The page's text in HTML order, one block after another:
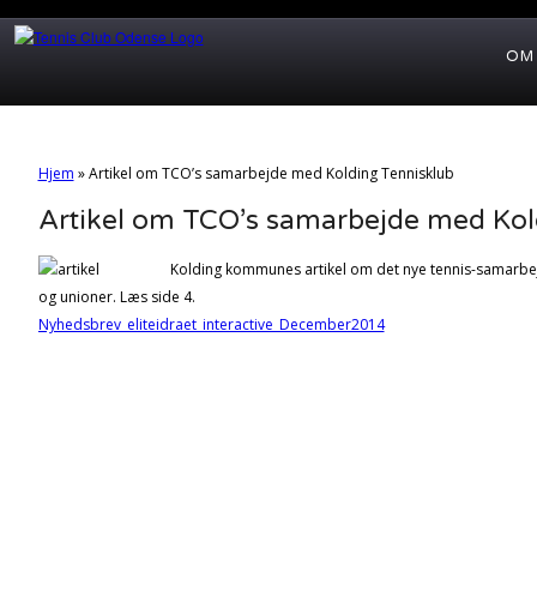
OM
Hjem »Artikel om TCO’s samarbejde med Kolding Tennisklub
Artikel om TCO’s samarbejde med
Kolding kommunes artikel om det nye tennis-
og unioner. Læs side 4.
Nyhedsbrev_eliteidraet_interactive_December2014